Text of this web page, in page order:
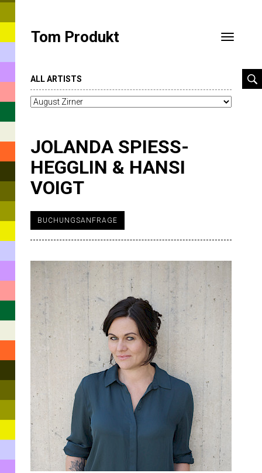
Tom Produkt
Toggle
ALL ARTISTS
JOLANDA SPIESS-
HEGGLIN & HANSI
VOIGT
MeistgeklicktEin
heiterer
mit
Hassbotschaften,
Überlebenstipps,
lustiger
Medien-
Algebra
und
Happyend
Boulevardjournalismus
funktionierte
nach
BUCHUNGSANFRAGE